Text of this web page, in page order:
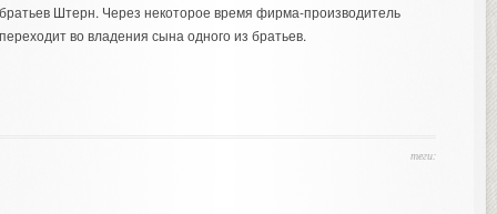
Штерн. Через некоторое время фирма-производитель
во владения сына одного из братьев.
теги: